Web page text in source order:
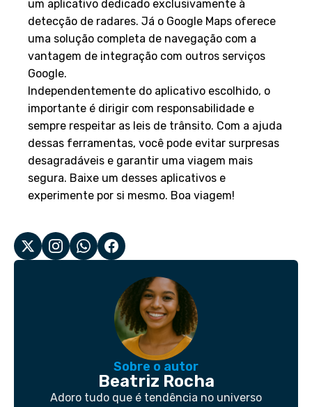
um aplicativo dedicado exclusivamente à
detecção de radares. Já o Google Maps oferece
uma solução completa de navegação com a
vantagem de integração com outros serviços
Google.
Independentemente do aplicativo escolhido, o
importante é dirigir com responsabilidade e
sempre respeitar as leis de trânsito. Com a ajuda
dessas ferramentas, você pode evitar surpresas
desagradáveis e garantir uma viagem mais
segura. Baixe um desses aplicativos e
experimente por si mesmo. Boa viagem!
Sobre o autor
Beatriz Rocha
Adoro tudo que é tendência no universo